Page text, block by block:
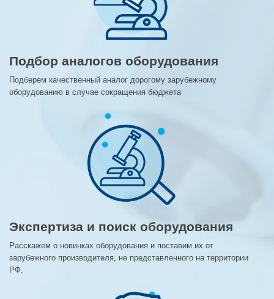
Подбор аналогов оборудования
Подберем качественный аналог дорогому зарубежному
оборудованию в случае сокращения бюджета
Экспертиза и поиск оборудования
Расскажем о новинках оборудования и поставим их от
зарубежного производителя, не представленного на территории
РФ.